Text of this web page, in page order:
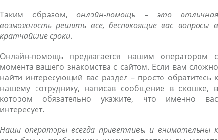
Таким образом,онлайн-помощь – это отличная
возможность решить все, беспокоящие вас вопросы в
кратчайшие сроки.
Онлайн-помощь предлагается нашим оператором с
момента вашего знакомства с сайтом. Если вам сложно
найти интересующий вас раздел – просто обратитесь к
нашему сотруднику, написав сообщение в окошке, в
котором обязательно укажите, что именно вас
интересует.
Наши операторы всегда приветливы и внимательны к